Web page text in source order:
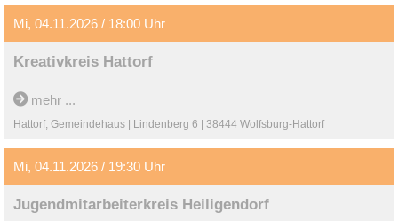
Mi, 04.11.2026 / 18:00 Uhr
Kreativkreis Hattorf
mehr ...
Hattorf, Gemeindehaus | Lindenberg 6 | 38444 Wolfsburg-Hattorf
Mi, 04.11.2026 / 19:30 Uhr
Jugendmitarbeiterkreis Heiligendorf